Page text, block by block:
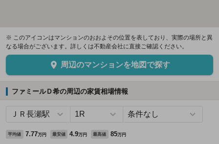
※ このアイコンはマンションのおおよその位置を表しており、実際の場所と異
なる場合がございます。詳しくは不動産会社に直接ご確認ください。
周辺のマンションを地図で探す
ファミールＤ希の周辺の家賃相場情報
平均値 7.77万円 最安値 4.9万円 最高値 85万円